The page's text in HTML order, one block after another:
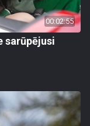
00:02:55
sarūpējusi